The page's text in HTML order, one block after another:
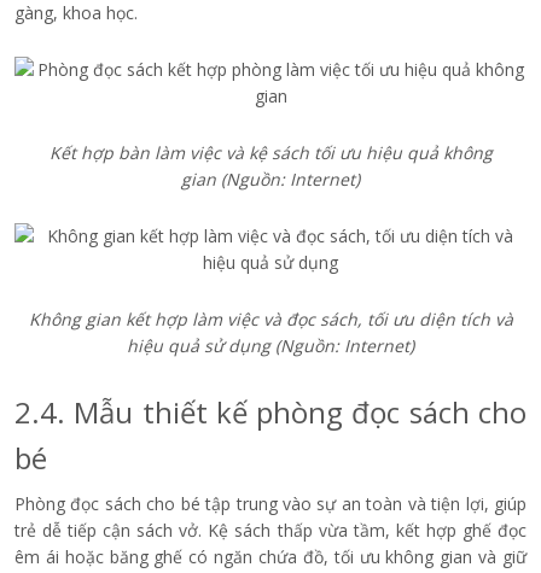
gàng, khoa học.
Kết hợp bàn làm việc và kệ sách tối ưu hiệu quả không
gian (Nguồn: Internet)
Không gian kết hợp làm việc và đọc sách, tối ưu diện tích và
hiệu quả sử dụng(Nguồn: Internet)
2.4. Mẫu thiết kế phòng đọc sách cho
bé
Phòng đọc sách cho bé tập trung vào sự an toàn và tiện lợi, giúp
trẻ dễ tiếp cận sách vở. Kệ sách thấp vừa tầm, kết hợp ghế đọc
êm ái hoặc băng ghế có ngăn chứa đồ, tối ưu không gian và giữ